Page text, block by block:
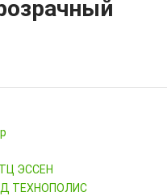
ТЦ ЭССЕН
ТЕХНОПОЛИС